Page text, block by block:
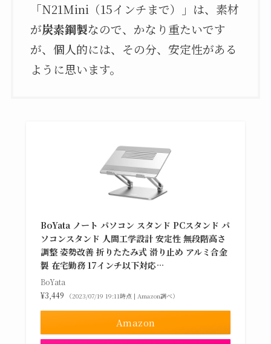
「N21Mini（15インチまで）」は、素材
が炭素鋼製なので、かなり重たいです
が、個人的には、その分、安定性がある
ように思います。
BoYata ノート パソコン スタンド PCスタンド パ
ソコンスタンド 人間工学設計 安定性 無段階高さ
調整 姿勢改善 折りたたみ式 滑り止め アルミ合金
製 在宅勤務 17インチ以下対応…
BoYata
¥3,449
（2023/07/19 19:11時点 | Amazon調べ）
Amazon